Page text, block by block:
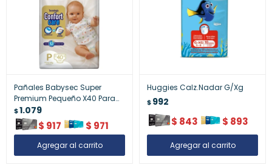
Pañales Babysec Super
Premium Pequeño X40 Para
Bebé
$1.079
$ 917 $ 971
Huggies Calz.Nadar G/Xg
$992
$ 843 $ 893